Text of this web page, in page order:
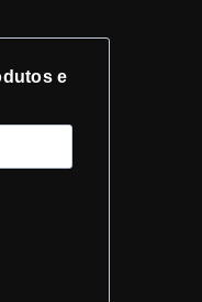
e